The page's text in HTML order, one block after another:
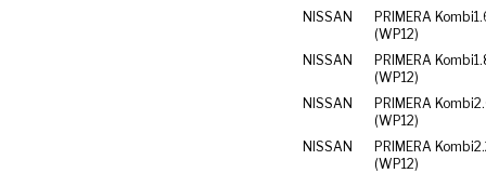
NISSAN
PRIMERA Kombi
(WP12)
NISSAN
PRIMERA Kombi
(WP12)
NISSAN
PRIMERA Kombi
(WP12)
NISSAN
PRIMERA Kombi
(WP12)